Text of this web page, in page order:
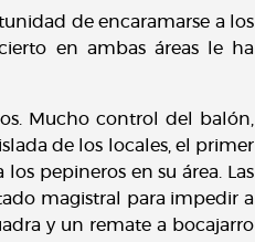
de encaramarse a los
en ambas áreas le ha
Mucho control del balón,
de los locales, el primer
pepineros en su área. Las
magistral para impedir a
y un remate a bocajarro